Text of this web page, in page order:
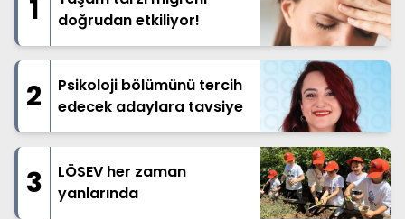
1
doğrudan etkiliyor!
2
Psikoloji bölümünü tercih
edecek adaylara tavsiye
3
LÖSEV her zaman
yanlarında